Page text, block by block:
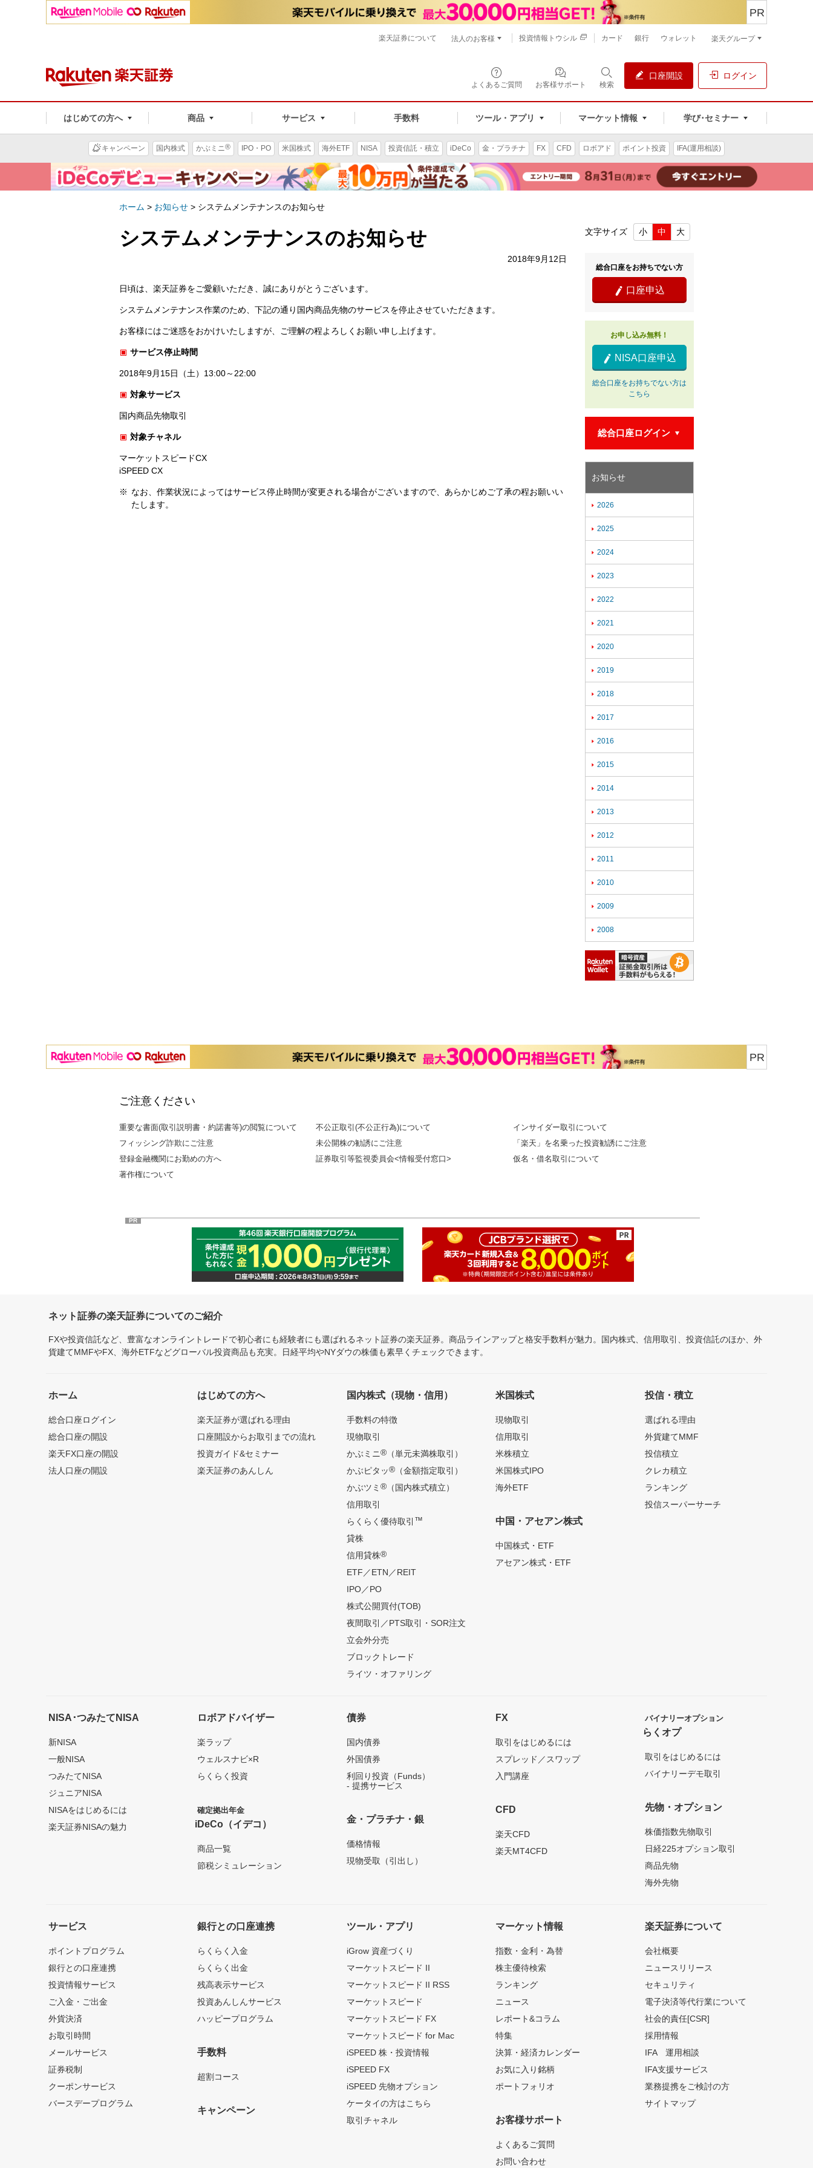
よくあるご質問 お客様サポート 検索
口座開設 ログイン
はじめての方へ 商品 サービス 手数料 ツール・アプリ マーケット情報 学び･セミナー
PR
楽天証券について 法人のお客様 投資情報トウシル カード 銀行 ウォレット 楽天グループ
キャンペーン 国内株式 かぶミニ® IPO・PO 米国株式 海外ETF NISA 投資信託・積立 iDeCo 金・プラチナ FX CFD ロボアド ポイント投資 IFA(運用相談)
ホーム > お知らせ > システムメンテナンスのお知らせ
システムメンテナンスのお知らせ
2018年9月12日
日頃は、楽天証券をご愛顧いただき、誠にありがとうございます。
システムメンテナンス作業のため、下記の通り国内商品先物のサービスを停止させていただきます。
お客様にはご迷惑をおかけいたしますが、ご理解の程よろしくお願い申し上げます。
サービス停止時間
2018年9月15日（土）13:00～22:00
対象サービス
国内商品先物取引
対象チャネル
マーケットスピードCX
iSPEED CX
なお、作業状況によってはサービス停止時間が変更される場合がございますので、あらかじめご了承の程お願いい
たします。
文字サイズ 小 中 大
総合口座をお持ちでない方
 口座申込
お申し込み無料！
 NISA口座申込
総合口座をお持ちでない方は
こちら
総合口座ログイン
お知らせ
 2026
 2025
 2024
 2023
 2022
 2021
 2020
 2019
 2018
 2017
 2016
 2015
 2014
 2013
 2012
 2011
 2010
 2009
 2008
PR
ご注意ください
重要な書面(取引説明書・約諾書等)の閲覧について
フィッシング詐欺にご注意
登録金融機関にお勤めの方へ
著作権について
不公正取引(不公正行為)について
未公開株の勧誘にご注意
証券取引等監視委員会<情報受付窓口>
インサイダー取引について
「楽天」を名乗った投資勧誘にご注意
仮名・借名取引について
PR
ネット証券の楽天証券についてのご紹介
FXや投資信託など、豊富なオンライントレードで初心者にも経験者にも選ばれるネット証券の楽天証券。商品ラインアップと格安手数料が魅力。国内株式、信用取引、投資信託のほか、外
貨建てMMFやFX、海外ETFなどグローバル投資商品も充実。日経平均やNYダウの株価も素早くチェックできます。
ホーム
総合口座ログイン
総合口座の開設
楽天FX口座の開設
法人口座の開設
はじめての方へ
楽天証券が選ばれる理由
口座開設からお取引までの流れ
投資ガイド&セミナー
楽天証券のあんしん
国内株式（現物・信用）
手数料の特徴
現物取引
かぶミニ®（単元未満株取引）
かぶピタッ®（金額指定取引）
かぶツミ ®（国内株式積立）
信用取引
らくらく優待取引 ™
貸株
信用貸株®
ETF／ETN／REIT
IPO／PO
株式公開買付(TOB)
夜間取引／PTS取引・SOR注文
立会外分売
ブロックトレード
ライツ・オファリング
米国株式
現物取引
信用取引
米株積立
米国株式IPO
海外ETF
中国・アセアン株式
中国株式・ETF
アセアン株式・ETF
投信・積立
選ばれる理由
外貨建てMMF
投信積立
クレカ積立
ランキング
投信スーパーサーチ
NISA･つみたてNISA
新NISA
一般NISA
つみたてNISA
ジュニアNISA
NISAをはじめるには
楽天証券NISAの魅力
ロボアドバイザー
楽ラップ
ウェルスナビ×R
らくらく投資
確定拠出年金
iDeCo（イデコ）
商品一覧
節税シミュレーション
債券
国内債券
外国債券
利回り投資（Funds）
- 提携サービス
金・プラチナ・銀
価格情報
現物受取（引出し）
FX
取引をはじめるには
スプレッド／スワップ
入門講座
CFD
楽天CFD
楽天MT4CFD
バイナリーオプション
らくオプ
取引をはじめるには
バイナリーデモ取引
先物・オプション
株価指数先物取引
日経225オプション取引
商品先物
海外先物
サービス
ポイントプログラム
銀行との口座連携
投資情報サービス
ご入金・ご出金
外貨決済
お取引時間
メールサービス
証券税制
クーポンサービス
バースデープログラム
銀行との口座連携
らくらく入金
らくらく出金
残高表示サービス
投資あんしんサービス
ハッピープログラム
手数料
超割コース
キャンペーン
ツール・アプリ
iGrow 資産づくり
マーケットスピード II
マーケットスピード II RSS
マーケットスピード
マーケットスピード FX
マーケットスピード for Mac
iSPEED 株・投資情報
iSPEED FX
iSPEED 先物オプション
ケータイの方はこちら
取引チャネル
マーケット情報
指数・金利・為替
株主優待検索
ランキング
ニュース
レポート&コラム
特集
決算・経済カレンダー
お気に入り銘柄
ポートフォリオ
お客様サポート
よくあるご質問
お問い合わせ
楽天証券について
会社概要
ニュースリリース
セキュリティ
電子決済等代行業について
社会的責任[CSR]
採用情報
IFA 運用相談
IFA支援サービス
業務提携をご検討の方
サイトマップ